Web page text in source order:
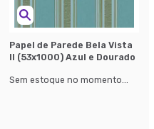
Papel de Parede Bela Vista
ll (53x1000) Azul e Dourado
Sem estoque no momento...